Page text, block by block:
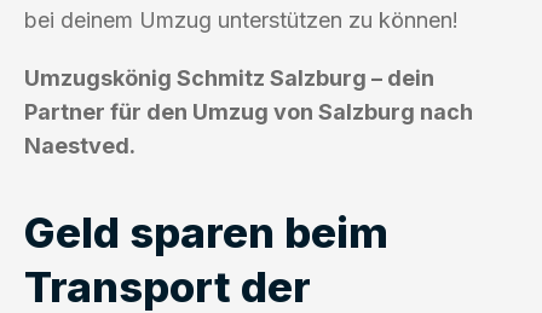
bei deinem Umzug unterstützen zu können!
Umzugskönig Schmitz Salzburg – dein
Partner für den Umzug von Salzburg nach
Naestved.
Geld sparen beim
Transport der